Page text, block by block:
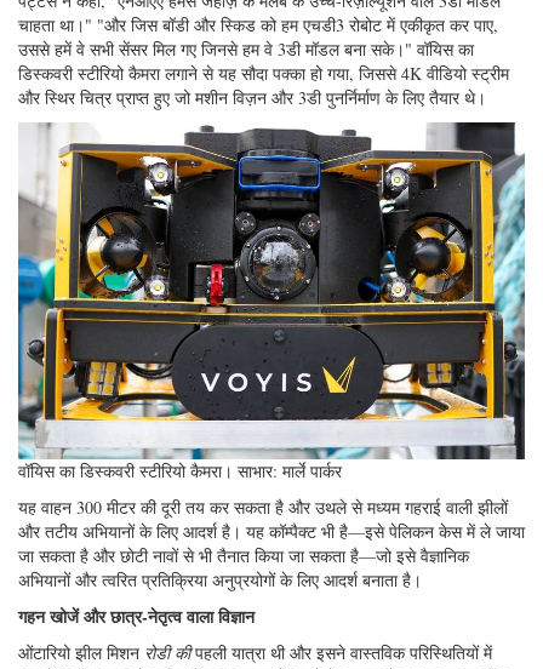
चाहता था।" "और जिस बॉडी और स्किड को हम एचडी3 रोबोट में एकीकृत कर पाए,
उससे हमें वे सभी सेंसर मिल गए जिनसे हम वे 3डी मॉडल बना सके।" वॉयिस का
डिस्कवरी स्टीरियो कैमरा लगाने से यह सौदा पक्का हो गया, जिससे 4K वीडियो स्ट्रीम
और स्थिर चित्र प्राप्त हुए जो मशीन विज़न और 3डी पुनर्निर्माण के लिए तैयार थे।
वॉयिस का डिस्कवरी स्टीरियो कैमरा। साभार: मार्ले पार्कर
यह वाहन 300 मीटर की दूरी तय कर सकता है और उथले से मध्यम गहराई वाली झीलों
और तटीय अभियानों के लिए आदर्श है। यह कॉम्पैक्ट भी है—इसे पेलिकन केस में ले जाया
जा सकता है और छोटी नावों से भी तैनात किया जा सकता है—जो इसे वैज्ञानिक
अभियानों और त्वरित प्रतिक्रिया अनुप्रयोगों के लिए आदर्श बनाता है।
गहन खोजें और छात्र-नेतृत्व वाला विज्ञान
ओंटारियो झील मिशन रोडी कीपहली यात्रा थी और इसने वास्तविक परिस्थितियों में